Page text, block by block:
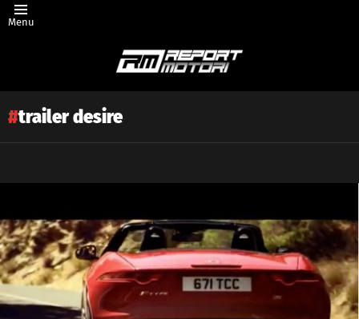
Menu
trailer desire
Latest
story